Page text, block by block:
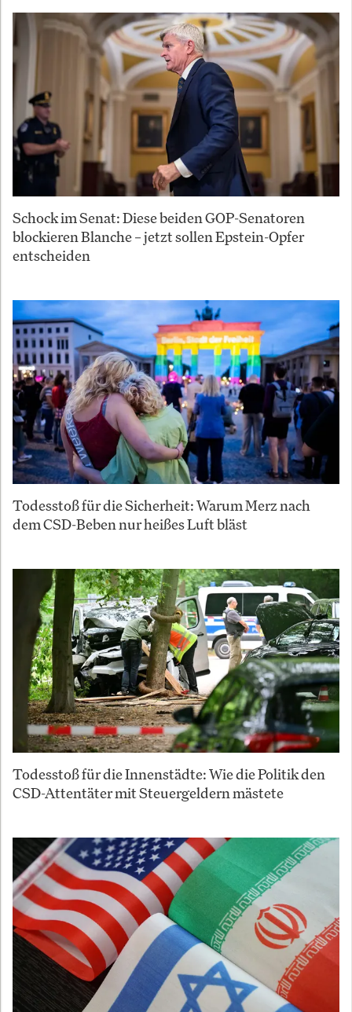
Schock im Senat: Diese beiden GOP-Senatoren
blockieren Blanche – jetzt sollen Epstein-Opfer
entscheiden
Todesstoß für die Sicherheit: Warum Merz nach
dem CSD-Beben nur heißes Luft bläst
Todesstoß für die Innenstädte: Wie die Politik den
CSD-Attentäter mit Steuergeldern mästete